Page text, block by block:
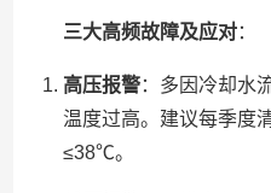
三大高频故障及应对：
高压报警：多因冷却水
温度过高。建议每季度
≤38℃。